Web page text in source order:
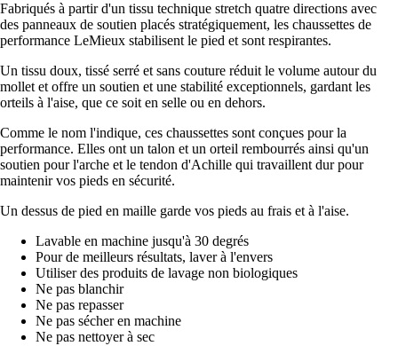
Fabriqués à partir d'un tissu technique stretch quatre directions avec
des panneaux de soutien placés stratégiquement, les chaussettes de
performance LeMieux stabilisent le pied et sont respirantes.
Un tissu doux, tissé serré et sans couture réduit le volume autour du
mollet et offre un soutien et une stabilité exceptionnels, gardant les
orteils à l'aise, que ce soit en selle ou en dehors.
Comme le nom l'indique, ces chaussettes sont conçues pour la
performance. Elles ont un talon et un orteil rembourrés ainsi qu'un
soutien pour l'arche et le tendon d'Achille qui travaillent dur pour
maintenir vos pieds en sécurité.
Un dessus de pied en maille garde vos pieds au frais et à l'aise.
Lavable en machine jusqu'à 30 degrés
Pour de meilleurs résultats, laver à l'envers
Utiliser des produits de lavage non biologiques
Ne pas blanchir
Ne pas repasser
Ne pas sécher en machine
Ne pas nettoyer à sec